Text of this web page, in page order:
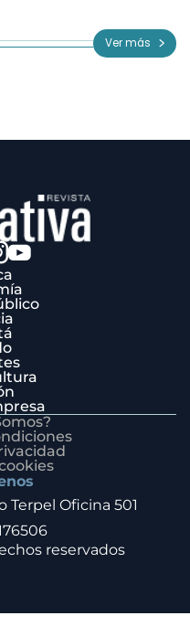
Ver más
Terpel Oficina 501
reservados